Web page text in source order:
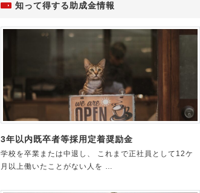
知って得する助成金情報
3年以内既卒者等採用定着奨励金
学校を卒業または中退し、 これまで正社員として12ケ
月以上働いたことがない人を …